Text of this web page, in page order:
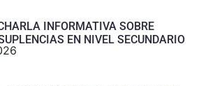
INFORMATIVA SOBRE
EN NIVEL SECUNDARIO